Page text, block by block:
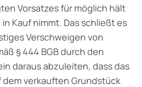
Vorsatzes für möglich hält
Kauf nimmt. Das schließt es
Verschweigen von
§ 444 BGB durch den
daraus abzuleiten, dass das
dem verkauften Grundstück